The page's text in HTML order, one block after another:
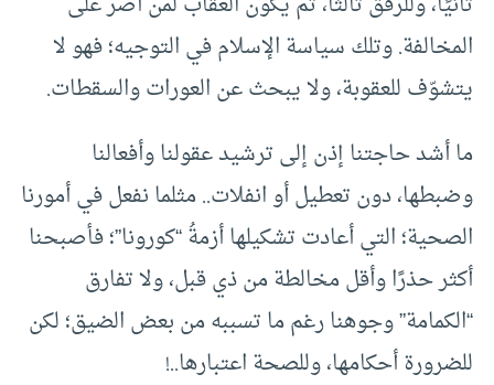
المخالفة. وتلك سياسة الإسلام في التوجيه؛ فهو لا
يتشوّف للعقوبة، ولا يبحث عن العورات والسقطات.
ما أشد حاجتنا إذن إلى ترشيد عقولنا وأفعالنا
وضبطها، دون تعطيل أو انفلات.. مثلما نفعل في أمورنا
الصحية؛ التي أعادت تشكيلها أزمةُ “كورونا”؛ فأصبحنا
أكثر حذرًا وأقل مخالطة من ذي قبل، ولا تفارق
“الكمامة” وجوهنا رغم ما تسببه من بعض الضيق؛ لكن
للضرورة أحكامها، وللصحة اعتبارها..!